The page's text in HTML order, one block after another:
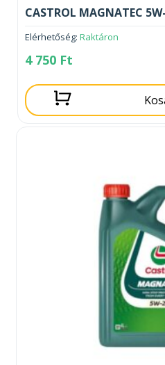
CASTROL MAGNATEC
Elérhetőség: Raktáron
4 750 Ft